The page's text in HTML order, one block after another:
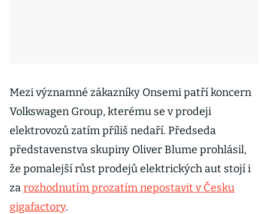
Mezi významné zákazníky Onsemi patří koncern
Volkswagen Group, kterému se v prodeji
elektrovozů zatím příliš nedaří. Předseda
představenstva skupiny Oliver Blume prohlásil,
že pomalejší růst prodejů elektrických aut stojí i
zarozhodnutím prozatím nepostavit v Česku
gigafactory.